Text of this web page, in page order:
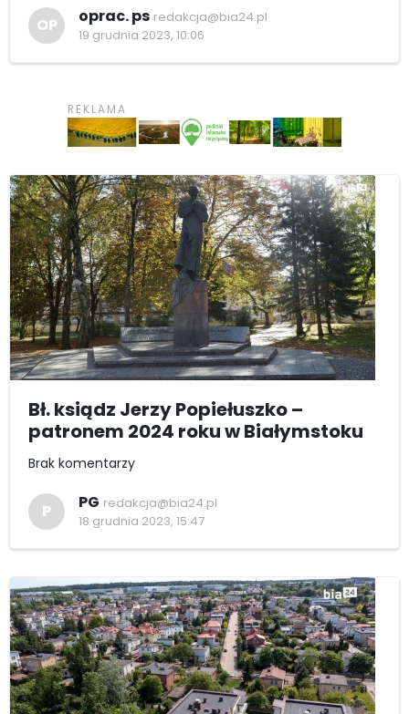
OP oprac. ps redakcja@bia24.pl
19 grudnia 2023, 10:06
Bł. ksiądz Jerzy Popiełuszko –
patronem 2024 roku w Białymstoku
Brak komentarzy
P PG redakcja@bia24.pl
18 grudnia 2023, 15:47